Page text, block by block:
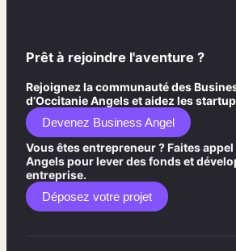
Prêt à rejoindre l'aventure ?
Rejoignez la communauté des
d’Occitanie Angels et aidez les
Devenez Business Angel
Vous êtes entrepreneur ? Faites
Angels pour lever des fonds et
entreprise.
Déposez votre projet